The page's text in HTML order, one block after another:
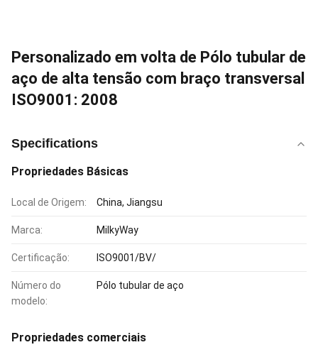
Personalizado em volta de Pólo tubular de
aço de alta tensão com braço transversal
ISO9001: 2008
Specifications
Propriedades Básicas
Local de Origem: China, Jiangsu
Marca: MilkyWay
Certificação: ISO9001/BV/
Número do
modelo:
Pólo tubular de aço
Propriedades comerciais